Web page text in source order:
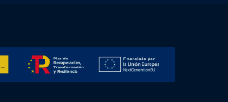
Transformación y